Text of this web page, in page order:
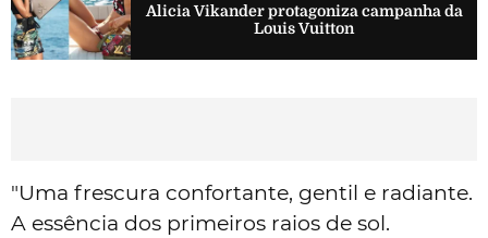
Alicia Vikander protagoniza campanha da
Louis Vuitton
"Uma frescura confortante, gentil e radiante.
A essência dos primeiros raios de sol.